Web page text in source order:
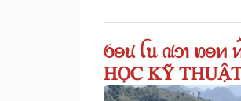
ꪉꪮꪙ ꪶꪕ ꪄꪫꪱ ꪭꪮꪀ
HỌC KỸ